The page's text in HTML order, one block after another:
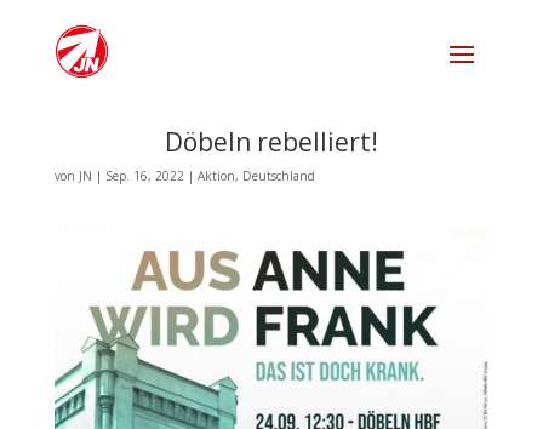
Döbeln rebelliert!
von JN | Sep. 16, 2022| Aktion, Deutschland